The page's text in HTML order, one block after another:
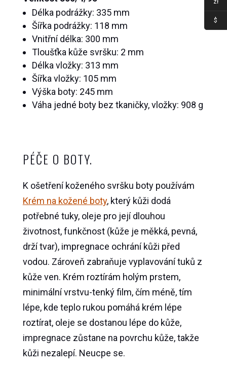
Délka podrážky: 335 mm
Šířka podrážky: 118 mm
Vnitřní délka: 300 mm
Tloušťka kůže svršku: 2 mm
Délka vložky: 313 mm
Šířka vložky: 105 mm
Výška boty: 245 mm
Váha jedné boty bez tkaničky, vložky: 908 g
PÉČE O BOTY.
K ošetření koženého svršku boty používám
Krém na kožené boty, který kůži dodá
potřebné tuky, oleje pro její dlouhou
životnost, funkčnost (kůže je měkká, pevná,
drží tvar), impregnace ochrání kůži před
vodou. Zároveň zabraňuje vyplavování tuků z
kůže ven. Krém roztírám holým prstem,
minimální vrstvu-tenký film, čím méně, tím
lépe, kde teplo rukou pomáhá krém lépe
roztírat, oleje se dostanou lépe do kůže,
impregnace zůstane na povrchu kůže, takže
kůži nezalepí. Neucpe se.
zł
$